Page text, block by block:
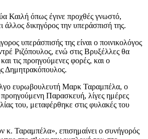
Καιλή όπως έγινε προχθές γνωστό,
άλλος δικηγόρος την υπεράσπισή της.
υπεράσπισής της είναι ο ποινικολόγος
Ριζόπουλος, ενώ στις Βρυξέλλες θα
τις προηγούμενες φορές, και ο
Δημητρακόπουλος.
ευρωβουλευτή Μαρκ Ταραμπέλα, ο
Παρασκευή, λίγες ημέρες
του, μεταφέρθηκε στις φυλακές του
κ. Ταραμπέλα», επισημαίνει ο συνήγορός